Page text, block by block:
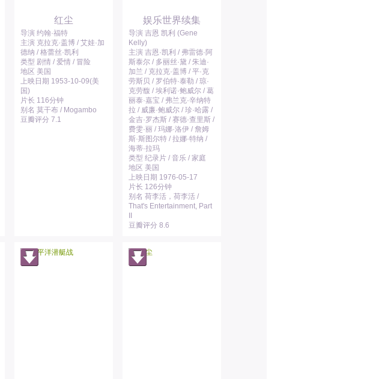
红尘
导演 约翰·福特
主演 克拉克·盖博 / 艾娃·加
德纳 / 格蕾丝·凯利
类型 剧情 / 爱情 / 冒险
地区 美国
上映日期 1953-10-09(美
国)
片长 116分钟
别名 莫干布 / Mogambo
豆瓣评分 7.1
娱乐世界续集
导演 吉恩 凯利 (Gene
Kelly)
主演 吉恩·凯利 / 弗雷德·阿
斯泰尔 / 多丽丝·黛 / 朱迪·
加兰 / 克拉克·盖博 / 平·克
劳斯贝 / 罗伯特·泰勒 / 琼·
克劳馥 / 埃利诺·鲍威尔 / 葛
丽泰·嘉宝 / 弗兰克·辛纳特
拉 / 威廉·鲍威尔 / 珍·哈露 /
金吉·罗杰斯 / 赛德·查里斯 /
费雯·丽 / 玛娜·洛伊 / 詹姆
斯·斯图尔特 / 拉娜·特纳 /
海蒂·拉玛
类型 纪录片 / 音乐 / 家庭
地区 美国
上映日期 1976-05-17
片长 126分钟
别名 荷李活，荷李活 /
That's Entertainment, Part
豆瓣评分 8.6